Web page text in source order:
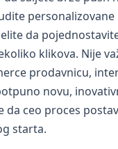
da
klikova. Nije
prodavnicu,
novu,
da ceo proces
starta.